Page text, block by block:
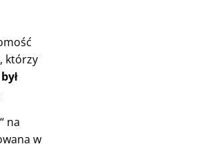
którzy
na
w